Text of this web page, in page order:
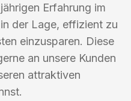
Erfahrung im
der Lage, effizient zu
einzusparen. Diese
an unsere Kunden
attraktiven